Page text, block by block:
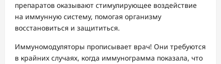
препаратов оказывают стимулирующее воздействие
на иммунную систему, помогая организму
восстановиться и защититься.
Иммуномодуляторы прописывает врач! Они требуются
в крайних случаях, когда иммунограмма показала, что